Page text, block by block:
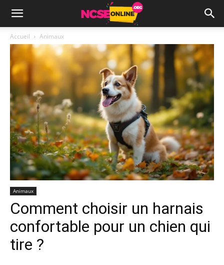
Accueil Animaux
Animaux
Comment choisir un harnais
confortable pour un chien qui
tire ?